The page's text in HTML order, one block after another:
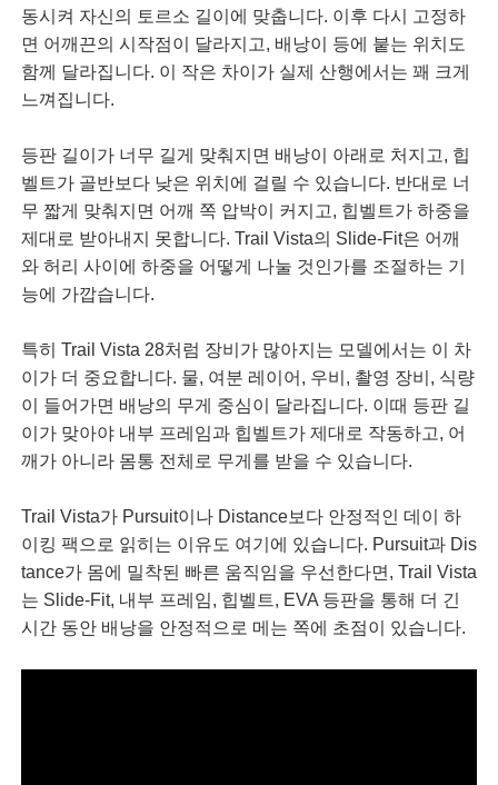
동시켜 자신의 토르소 길이에 맞춥니다. 이후 다시 고정하
면 어깨끈의 시작점이 달라지고, 배낭이 등에 붙는 위치도
함께 달라집니다. 이 작은 차이가 실제 산행에서는 꽤 크게
느껴집니다.
등판 길이가 너무 길게 맞춰지면 배낭이 아래로 처지고, 힙
벨트가 골반보다 낮은 위치에 걸릴 수 있습니다. 반대로 너
무 짧게 맞춰지면 어깨 쪽 압박이 커지고, 힙벨트가 하중을
제대로 받아내지 못합니다. Trail Vista의 Slide-Fit은 어깨
와 허리 사이에 하중을 어떻게 나눌 것인가를 조절하는 기
능에 가깝습니다.
특히 Trail Vista 28처럼 장비가 많아지는 모델에서는 이 차
이가 더 중요합니다. 물, 여분 레이어, 우비, 촬영 장비, 식량
이 들어가면 배낭의 무게 중심이 달라집니다. 이때 등판 길
이가 맞아야 내부 프레임과 힙벨트가 제대로 작동하고, 어
깨가 아니라 몸통 전체로 무게를 받을 수 있습니다.
Trail Vista가 Pursuit이나 Distance보다 안정적인 데이 하
이킹 팩으로 읽히는 이유도 여기에 있습니다. Pursuit과 Dis
tance가 몸에 밀착된 빠른 움직임을 우선한다면, Trail Vista
는 Slide-Fit, 내부 프레임, 힙벨트, EVA 등판을 통해 더 긴
시간 동안 배낭을 안정적으로 메는 쪽에 초점이 있습니다.